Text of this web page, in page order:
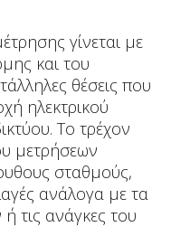
γίνεται με
και του
θέσεις που
ηλεκτρικού
Το τρέχον
μετρήσεων
σταθμούς,
ανάλογα με τα
τις ανάγκες του